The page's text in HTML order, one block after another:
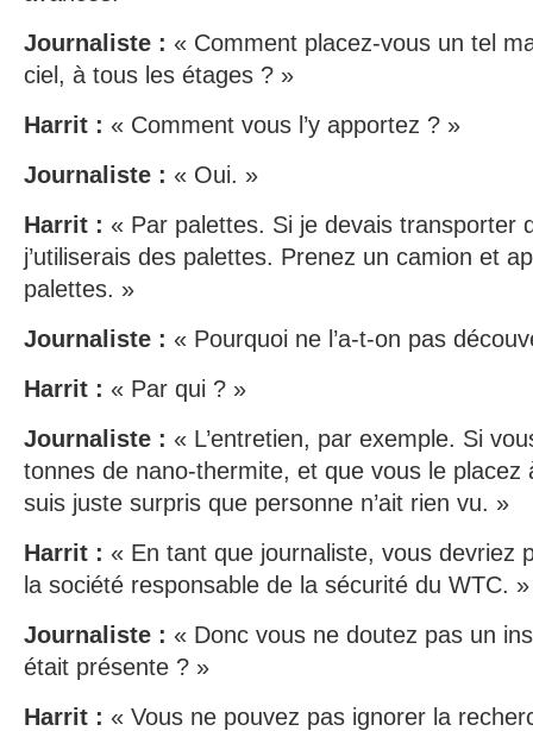
Journaliste : « Comment placez-vous un tel
ciel, à tous les étages ? »
Harrit : « Comment vous l’y apportez ? »
Journaliste : « Oui. »
Harrit : « Par palettes. Si je devais transporter
j’utiliserais des palettes. Prenez un camion et
palettes. »
Journaliste : « Pourquoi ne l’a-t-on pas
Harrit : « Par qui ? »
Journaliste : « L’entretien, par exemple. Si
tonnes de nano-thermite, et que vous le placez
suis juste surpris que personne n’ait rien vu. »
Harrit : « En tant que journaliste, vous devriez
la société responsable de la sécurité du WTC. »
Journaliste : « Donc vous ne doutez pas un
était présente ? »
Harrit : « Vous ne pouvez pas ignorer la